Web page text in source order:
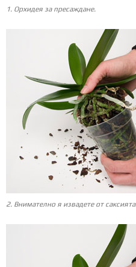
1. Орхидея за пресаждане.
2. Внимателно я извадете от